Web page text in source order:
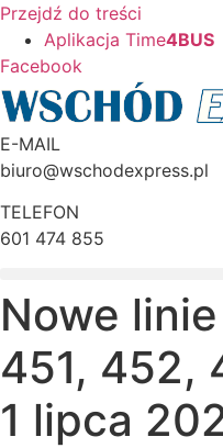
Przejdź do treści
Aplikacja Time4BUS
Facebook
E-MAIL
biuro@wschodexpress.pl
TELEFON
601 474 855
Nowe
451, 452,
1 lipca